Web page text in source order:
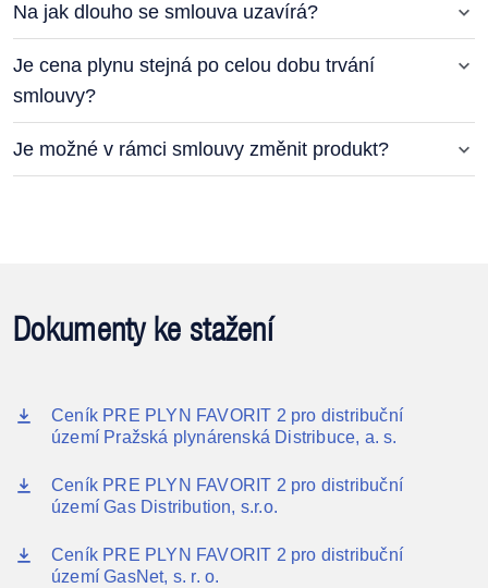
Na jak dlouho se smlouva uzavírá?
Je cena plynu stejná po celou dobu trvání
smlouvy?
Je možné v rámci smlouvy změnit produkt?
Dokumenty ke stažení
Ceník PRE PLYN FAVORIT 2 pro distribuční
území Pražská plynárenská Distribuce, a. s.
Ceník PRE PLYN FAVORIT 2 pro distribuční
území Gas Distribution, s.r.o.
Ceník PRE PLYN FAVORIT 2 pro distribuční
území GasNet, s. r. o.